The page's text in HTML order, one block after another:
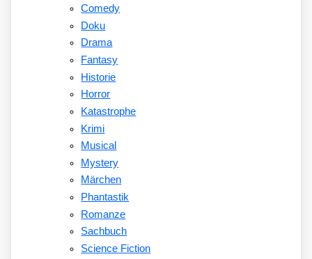
Comedy
Doku
Drama
Fantasy
Historie
Horror
Katastrophe
Krimi
Musical
Mystery
Märchen
Phantastik
Romanze
Sachbuch
Science Fiction